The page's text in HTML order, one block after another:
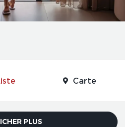
Carte
PLUS